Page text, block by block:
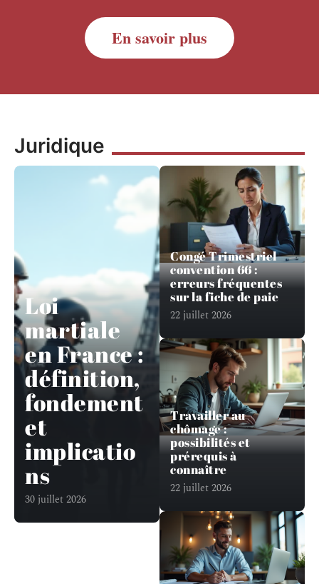
En savoir plus
Juridique
Loi
martiale
en France :
définition,
fondement
et
implicatio
ns
30 juillet 2026
Congé Trimestriel
convention 66 :
erreurs fréquentes
sur la fiche de paie
22 juillet 2026
Travailler au
chômage :
possibilités et
prérequis à
connaître
22 juillet 2026